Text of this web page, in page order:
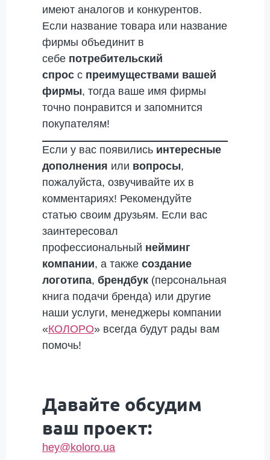
имеют аналогов и конкурентов.
Если название товара или название
фирмы объединит в
себе потребительский
спрос с преимуществами вашей
фирмы, тогда ваше имя фирмы
точно понравится и запомнится
покупателям!
Если у вас появились интересные
дополнения или вопросы,
пожалуйста, озвучивайте их в
комментариях! Рекомендуйте
статью своим друзьям. Если вас
заинтересовал
профессиональный нейминг
компании, а также создание
логотипа, брендбук (персональная
книга подачи бренда) или другие
наши услуги, менеджеры компании
«КОЛОРО» всегда будут рады вам
помочь!
Давайте обсудим
ваш проект:
hey@koloro.ua